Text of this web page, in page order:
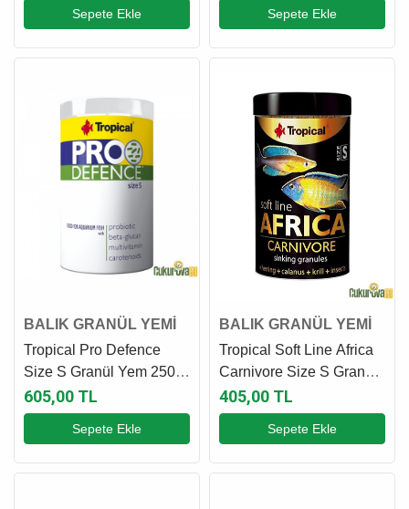
Sepete Ekle Sepete Ekle
BALIK GRANÜL YEMİ
Tropical Pro Defence
Size S Granül Yem 250
Ml - 130 Gr
605,00 TL
Sepete Ekle
BALIK GRANÜL YEMİ
Tropical Soft Line Africa
Carnivore Size S Granül
Yem 100 Ml - 60 Gr
405,00 TL
Sepete Ekle